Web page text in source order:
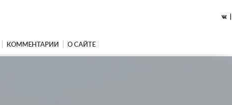
КОММЕНТАРИИ О САЙТЕ